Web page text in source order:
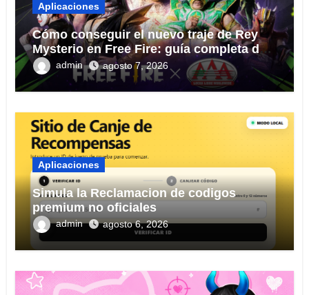
Aplicaciones
Cómo conseguir el nuevo traje de Rey
Mysterio en Free Fire: guía completa del
evento 2026
admin agosto 7, 2026
Aplicaciones
Simula la Reclamacion de codigos
premium no oficiales
admin agosto 6, 2026